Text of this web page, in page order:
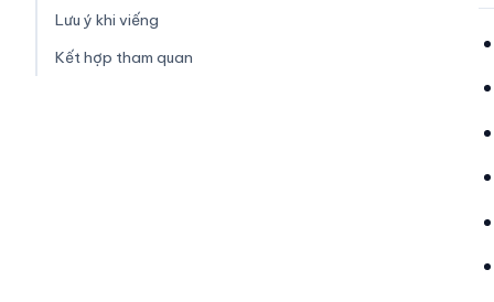
Lưu ý khi viếng
Kết hợp tham quan